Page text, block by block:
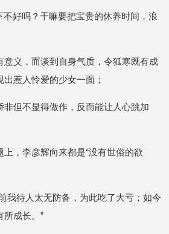
不好吗？干嘛要把宝贵的休养时间，浪
意义，而谈到自身气质，令狐寒既有成
惹人怜爱的少女一面；
非但不显得做作，反而能让人心跳加
，李彦辉向来都是“没有世俗的欲
我待人太无防备，为此吃了大亏；如今
所成长。”